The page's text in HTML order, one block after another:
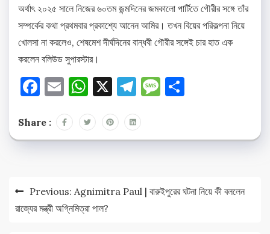
অর্থাৎ ২০২৫ সালে নিজের ৬০তম জন্মদিনের জমকালো পার্টিতে গৌরীর সঙ্গে তাঁর
সম্পর্কের কথা প্রথমবার প্রকাশ্যে আনেন আমির। তখন বিয়ের পরিকল্পনা নিয়ে
খোলসা না করলেও, শেষমেশ দীর্ঘদিনের বান্ধবী গৌরীর সঙ্গেই চার হাত এক
করলেন বলিউড সুপারস্টার।
Facebook
EmailWhatsApp
X Telegram
Message
Share :
Post
navigation
Previous: Agnimitra Paul | বারুইপুরের ঘটনা নিয়ে কী বললেন
রাজ্যের মন্ত্রী অগ্নিমিত্রা পাল?